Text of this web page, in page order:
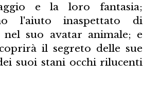
e la loro fantasia;
l'aiuto inaspettato di
nel suo avatar animale; e
il segreto delle sue
suoi stani occhi rilucenti